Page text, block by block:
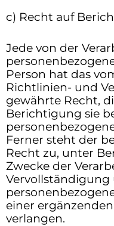
c) Recht auf
Jede von der
Person hat das
Richtlinien- und
gewährte Recht,
Berichtigung sie
Ferner steht der
Recht zu, unter
Zwecke der
einer
verlangen.